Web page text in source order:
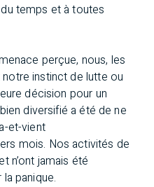
temps et à toutes
perçue, nous, les
instinct de lutte ou
décision pour un
diversifié a été de ne
et-vient
mois. Nos activités de
n’ont jamais été
panique.